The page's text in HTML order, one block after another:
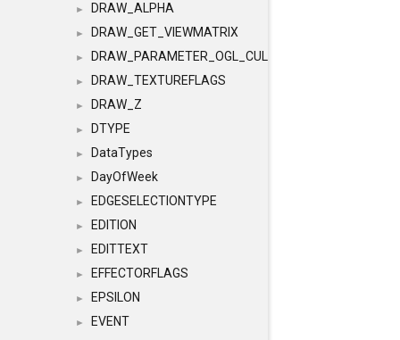
► DRAW_ALPHA
► DRAW_GET_VIEWMATRIX
► DRAW_PARAMETER_OGL_CULLING
► DRAW_TEXTUREFLAGS
► DRAW_Z
► DTYPE
► DataTypes
► DayOfWeek
► EDGESELECTIONTYPE
► EDITION
► EDITTEXT
► EFFECTORFLAGS
► EPSILON
►
EVENT